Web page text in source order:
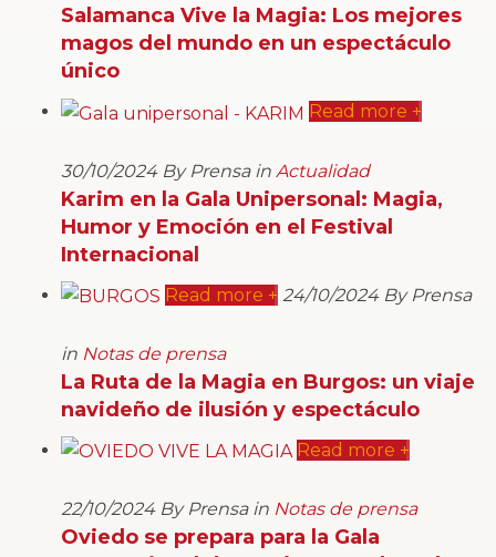
Salamanca Vive la Magia: Los mejores
magos del mundo en un espectáculo
único
Read more +
30/10/2024 By Prensa in Actualidad
Karim en la Gala Unipersonal: Magia,
Humor y Emoción en el Festival
Internacional
Read more + 24/10/2024 By Prensa
in Notas de prensa
La Ruta de la Magia en Burgos: un viaje
navideño de ilusión y espectáculo
Read more +
22/10/2024 By Prensa in Notas de prensa
Oviedo se prepara para la Gala